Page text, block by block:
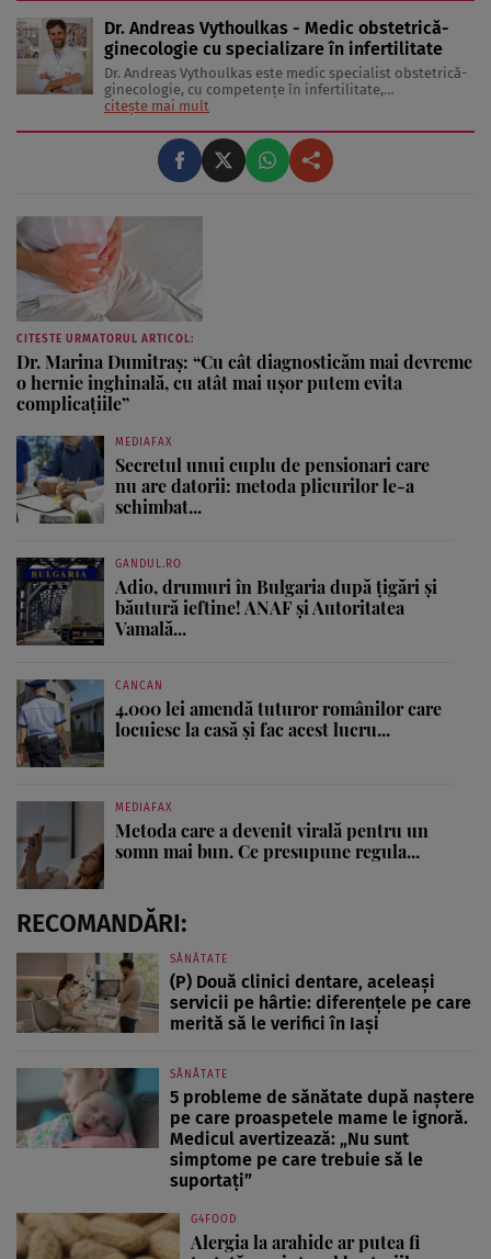
visul ei încă de pe ...
Dr. Andreas Vythoulkas - Medic obstetrică-
ginecologie cu specializare în infertilitate
Dr. Andreas Vythoulkas este medic specialist obstetrică-
ginecologie, cu competențe în infertilitate,
laparoscopie, ecografie, histeroscopie, colposcopie.
Atena, sub coordonarea Doctorului Pantos, Dr.
Vythoulkas a dobândit expertiză și ...
citește mai mult
CITESTE URMATORUL ARTICOL:
Dr. Marina Dumitraș: “Cu cât diagnosticăm mai devreme
o hernie inghinală, cu atât mai ușor putem evita
complicațiile”
MEDIAFAX
Secretul unui cuplu de pensionari care
nu are datorii: metoda plicurilor le-a
schimbat...
GANDUL.RO
Adio, drumuri în Bulgaria după țigări și
băutură ieftine! ANAF și Autoritatea
Vamală...
CANCAN
4.000 lei amendă tuturor românilor care
locuiesc la casă și fac acest lucru...
MEDIAFAX
Metoda care a devenit virală pentru un
somn mai bun. Ce presupune regula...
RECOMANDĂRI:
SĂNĂTATE
(P) Două clinici dentare, aceleași
servicii pe hârtie: diferențele pe care
merită să le verifici în Iași
SĂNĂTATE
5 probleme de sănătate după naștere
pe care proaspetele mame le ignoră.
Medicul avertizează: „Nu sunt
simptome pe care trebuie să le
suportați”
G4FOOD
Alergia la arahide ar putea fi